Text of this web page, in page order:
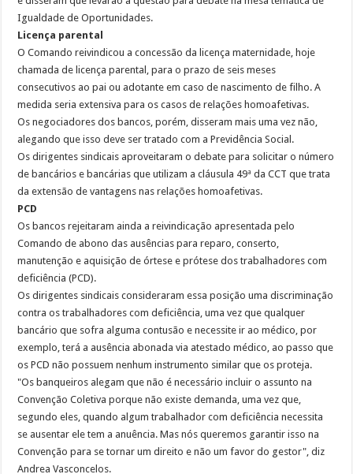
Igualdade de Oportunidades.
Licença parental
O Comando reivindicou a concessão da licença maternidade, hoje
chamada de licença parental, para o prazo de seis meses
consecutivos ao pai ou adotante em caso de nascimento de filho. A
medida seria extensiva para os casos de relações homoafetivas.
Os negociadores dos bancos, porém, disseram mais uma vez não,
alegando que isso deve ser tratado com a Previdência Social.
Os dirigentes sindicais aproveitaram o debate para solicitar o número
de bancários e bancárias que utilizam a cláusula 49ª da CCT que trata
da extensão de vantagens nas relações homoafetivas.
PCD
Os bancos rejeitaram ainda a reivindicação apresentada pelo
Comando de abono das ausências para reparo, conserto,
manutenção e aquisição de órtese e prótese dos trabalhadores com
deficiência (PCD).
Os dirigentes sindicais consideraram essa posição uma discriminação
contra os trabalhadores com deficiência, uma vez que qualquer
bancário que sofra alguma contusão e necessite ir ao médico, por
exemplo, terá a ausência abonada via atestado médico, ao passo que
os PCD não possuem nenhum instrumento similar que os proteja.
"Os banqueiros alegam que não é necessário incluir o assunto na
Convenção Coletiva porque não existe demanda, uma vez que,
segundo eles, quando algum trabalhador com deficiência necessita
se ausentar ele tem a anuência. Mas nós queremos garantir isso na
Convenção para se tornar um direito e não um favor do gestor", diz
Andrea Vasconcelos.